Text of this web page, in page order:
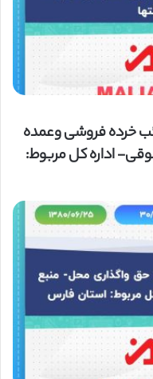
ضرائب خرده فروشی وعمده
اداره کل مربوط: